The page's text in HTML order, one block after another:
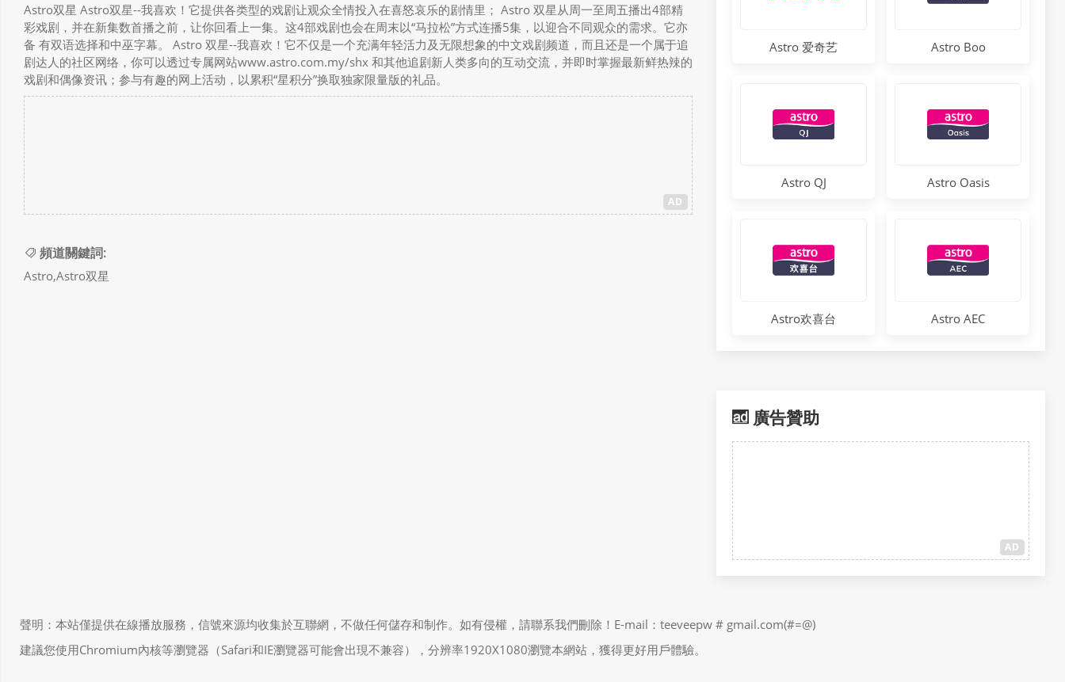
Astro双星 Astro双星--我喜欢！它提供各类型的戏剧让观众全情投入在喜怒哀乐的剧情里； Astro 双星从周一至周五播出4部精
彩戏剧，并在新集数首播之前，让你回看上一集。这4部戏剧也会在周末以“马拉松”方式连播5集，以迎合不同观众的需求。它亦
备 有双语选择和中巫字幕。 Astro 双星--我喜欢！它不仅是一个充满年轻活力及无限想象的中文戏剧频道，而且还是一个属于追
剧达人的社区网络，你可以透过专属网站www.astro.com.my/shx 和其他追剧新人类多向的互动交流，并即时掌握最新鲜热辣的
戏剧和偶像资讯；参与有趣的网上活动，以累积“星积分”换取独家限量版的礼品。
AD
頻道關鍵詞:
Astro,Astro双星
Astro 爱奇艺 Astro Boo
Astro QJ Astro Oasis
Astro欢喜台 Astro AEC
廣告贊助
AD
聲明：本站僅提供在線播放服務，信號來源均收集於互聯網，不做任何儲存和制作。如有侵權，請聯系我們刪除！E-mail：teeveepw # gmail.com(#=@)
建議您使用Chromium內核等瀏覽器（Safari和IE瀏覽器可能會出現不兼容），分辨率1920X1080瀏覽本網站，獲得更好用戶體驗。